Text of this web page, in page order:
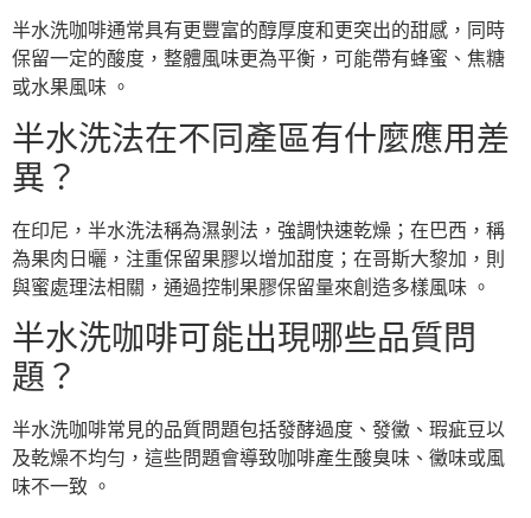
半水洗咖啡通常具有更豐富的醇厚度和更突出的甜感，同時
保留一定的酸度，整體風味更為平衡，可能帶有蜂蜜、焦糖
或水果風味 。
半水洗法在不同產區有什麼應用差
異？
在印尼，半水洗法稱為濕剝法，強調快速乾燥；在巴西，稱
為果肉日曬，注重保留果膠以增加甜度；在哥斯大黎加，則
與蜜處理法相關，通過控制果膠保留量來創造多樣風味 。
半水洗咖啡可能出現哪些品質問
題？
半水洗咖啡常見的品質問題包括發酵過度、發黴、瑕疵豆以
及乾燥不均勻，這些問題會導致咖啡產生酸臭味、黴味或風
味不一致 。